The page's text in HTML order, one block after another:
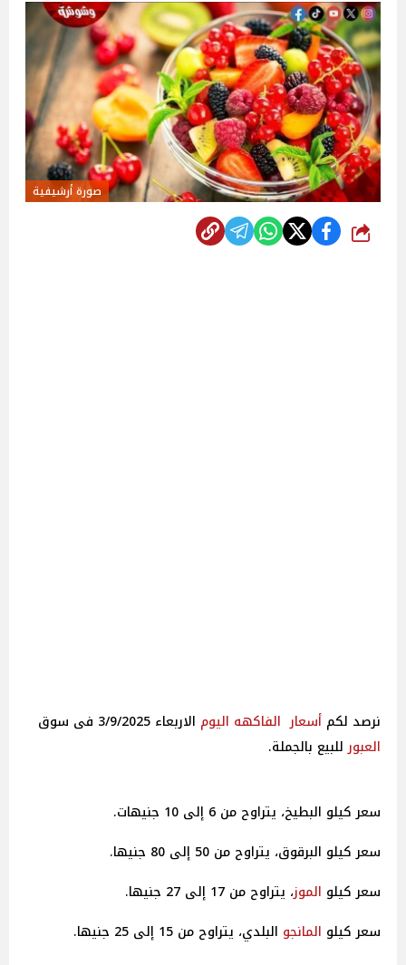
صورة أرشيفية
شارك
نرصد لكم أسعار الفاكهه اليوم الاربعاء 3/9/2025 فى سوق
العبورللبيع بالجملة.
سعر كيلو البطيخ، يتراوح من 6 إلى 10 جنيهات.
سعر كيلو البرقوق، يتراوح من 50 إلى 80 جنيها.
سعر كيلو الموز، يتراوح من 17 إلى 27 جنيها.
سعر كيلو المانجو البلدي، يتراوح من 15 إلى 25 جنيها.